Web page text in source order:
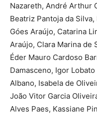
Nazareth, André Arthur
Beatriz Pantoja da
Góes Araújo, Catarina
Araújo, Clara Marina de
Éder Mauro Cardoso
Damasceno, Igor
Albano, Isabela de
João Vitor Garcia
Alves Paes, Kassiane